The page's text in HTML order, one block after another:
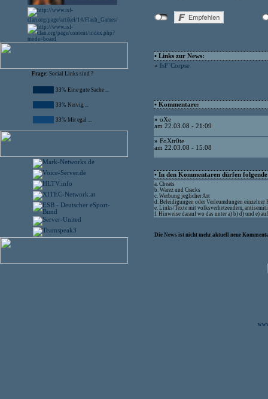
Frage: Social Links sind ?
33% Eine gute Sache ...
33% Nervig ...
33% Mir egal ...
• Links zur News:
»
IsF`Corpse
• Kommentare:
» oXe
am 22.03.08 - 21:09
» FoXtr0te
am 22.03.08 - 15:08
• In den Kommentaren dürfen
a. Cheats
b. Warez und Cracks
c. Werbung jeglicher Art
d. Beleidigungen oder Verleumdungen einzelner
e. Links/Texte mit volksverhetzendem,
f. Hinweise darauf wo das unter a) b) d) und e)
Die News ist nicht mehr aktuell neue